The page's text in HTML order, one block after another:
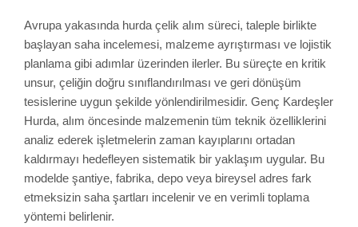
Avrupa yakasında hurda çelik alım süreci, taleple birlikte
başlayan saha incelemesi, malzeme ayrıştırması ve lojistik
planlama gibi adımlar üzerinden ilerler. Bu süreçte en kritik
unsur, çeliğin doğru sınıflandırılması ve geri dönüşüm
tesislerine uygun şekilde yönlendirilmesidir. Genç Kardeşler
Hurda, alım öncesinde malzemenin tüm teknik özelliklerini
analiz ederek işletmelerin zaman kayıplarını ortadan
kaldırmayı hedefleyen sistematik bir yaklaşım uygular. Bu
modelde şantiye, fabrika, depo veya bireysel adres fark
etmeksizin saha şartları incelenir ve en verimli toplama
yöntemi belirlenir.